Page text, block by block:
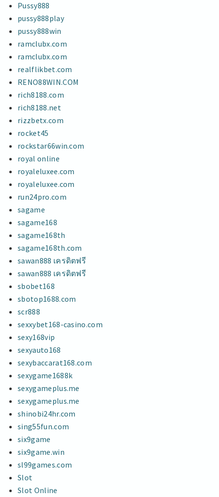
Pussy888
pussy888play
pussy888win
ramclubx.com
ramclubx.com
realflikbet.com
RENO88WIN.COM
rich8188.com
rich8188.net
rizzbetx.com
rocket45
rockstar66win.com
royal online
royaleluxee.com
royaleluxee.com
run24pro.com
sagame
sagame168
sagame168th
sagame168th.com
sawan888 เครดิตฟรี
sawan888 เครดิตฟรี
sbobet168
sbotop1688.com
scr888
sexxybet168-casino.com
sexy168vip
sexyauto168
sexybaccarat168.com
sexygame1688k
sexygameplus.me
sexygameplus.me
shinobi24hr.com
sing55fun.com
six9game
six9game.win
sl99games.com
Slot
Slot Online